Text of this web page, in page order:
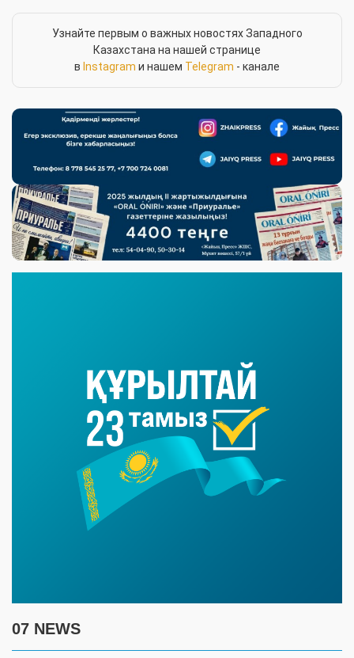
Узнайте первым о важных новостях Западного
Казахстана на нашей странице
в Instagram и нашем Telegram - канале
07 NEWS